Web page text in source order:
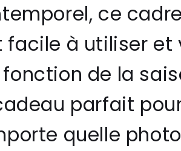
ce
à utiliser
de la
parfait
quelle